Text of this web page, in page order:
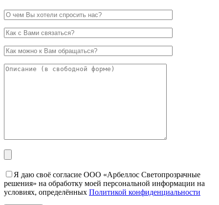
Я даю своё согласие ООО «Арбеллос Светопрозрачные
решения» на обработку моей персональной информации на
условиях, определённых Политикой конфиденциальности